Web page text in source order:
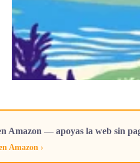
Amazon — apoyas la web sin
Amazon ›